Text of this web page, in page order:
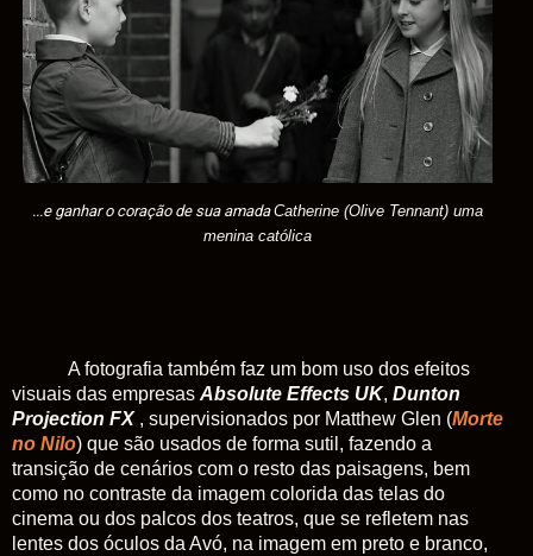
...e ganhar o coração de sua amadaCatherine (Olive Tennant) uma
menina católica
A fotografia também faz um bom uso dos efeitos
visuais das empresas Absolute Effects UK, Dunton
Projection FX , supervisionados por Matthew Glen (Morte
no Nilo) que são usados de forma sutil, fazendo a
transição de cenários com o resto das paisagens, bem
como no contraste da imagem colorida das telas do
cinema ou dos palcos dos teatros, que se refletem nas
lentes dos óculos da Avó, na imagem em preto e branco,